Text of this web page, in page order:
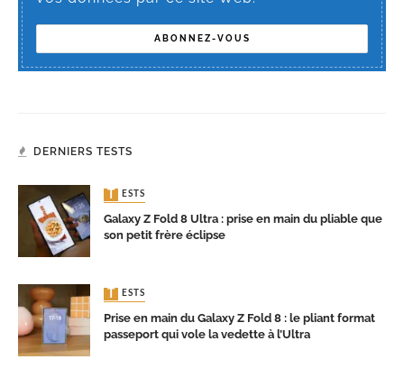
DERNIERS TESTS
TESTS
Galaxy Z Fold 8 Ultra : prise en main du pliable que
son petit frère éclipse
TESTS
Prise en main du Galaxy Z Fold 8 : le pliant format
passeport qui vole la vedette à l’Ultra